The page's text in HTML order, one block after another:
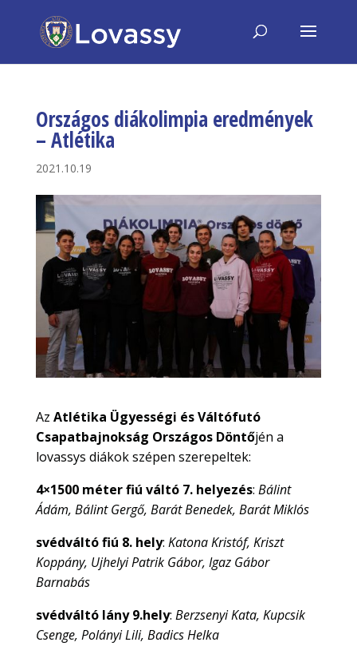
Országos diákolimpia eredmények
– Atlétika
2021.10.19
Az Atlétika Ügyességi és Váltófutó
Csapatbajnokság Országos Döntőjén a
lovassys diákok szépen szerepeltek:
4×1500 méter fiú váltó 7. helyezés: Bálint
Ádám, Bálint Gergő, Barát Benedek, Barát Miklós
svédváltó fiú 8. hely: Katona Kristóf, Kriszt
Koppány, Ujhelyi Patrik Gábor, Igaz Gábor
Barnabás
svédváltó lány 9.hely: Berzsenyi Kata, Kupcsik
Csenge, Polányi Lili, Badics Helka